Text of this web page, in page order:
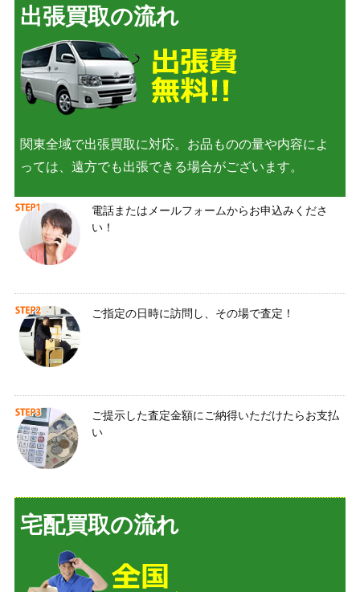
出張買取の流れ
関東全域で出張買取に対応。お品ものの量や内容によ
っては、遠方でも出張できる場合がございます。
電話またはメールフォームからお申込みくださ
い！
ご指定の日時に訪問し、その場で査定！
ご提示した査定金額にご納得いただけたらお支払
い
宅配買取の流れ